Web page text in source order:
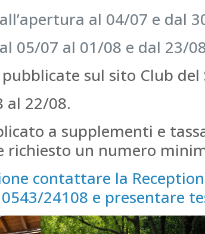
al 04/07 e dal
05/07 al 01/08 e dal 23/
sul sito Club del
al 22/08.
a supplementi e
richiesto un numero
contattare la
24108 e presentare